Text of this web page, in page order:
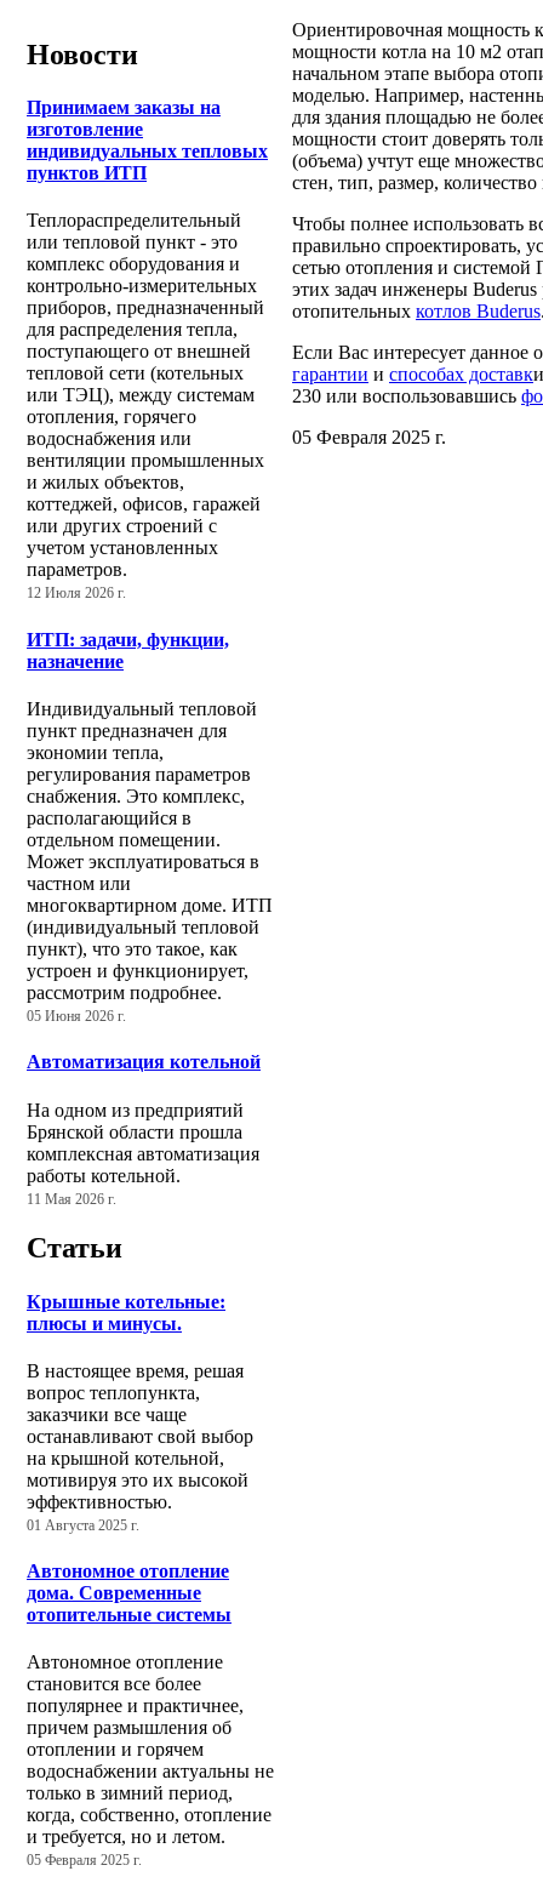
Новости
Принимаем заказы на
изготовление
индивидуальных тепловых
пунктов ИТП
Теплораспределительный
или тепловой пункт - это
комплекс оборудования и
контрольно-измерительных
приборов, предназначенный
для распределения тепла,
поступающего от внешней
тепловой сети (котельных
или ТЭЦ), между системам
отопления, горячего
водоснабжения или
вентиляции промышленных
и жилых объектов,
коттеджей, офисов, гаражей
или других строений с
учетом установленных
параметров.
12 Июля 2026 г.
ИТП: задачи, функции,
назначение
Индивидуальный тепловой
пункт предназначен для
экономии тепла,
регулирования параметров
снабжения. Это комплекс,
располагающийся в
отдельном помещении.
Может эксплуатироваться в
частном или
многоквартирном доме. ИТП
(индивидуальный тепловой
пункт), что это такое, как
устроен и функционирует,
рассмотрим подробнее.
05 Июня 2026 г.
Автоматизация котельной
На одном из предприятий
Брянской области прошла
комплексная автоматизация
работы котельной.
11 Мая 2026 г.
Статьи
Крышные котельные:
плюсы и минусы.
В настоящее время, решая
вопрос теплопункта,
заказчики все чаще
останавливают свой выбор
на крышной котельной,
мотивируя это их высокой
эффективностью.
01 Августа 2025 г.
Автономное отопление
дома. Современные
отопительные системы
Автономное отопление
становится все более
популярнее и практичнее,
причем размышления об
отоплении и горячем
водоснабжении актуальны не
только в зимний период,
когда, собственно, отопление
и требуется, но и летом.
05 Февраля 2025 г.
Ориентировочная мощность
мощности котла на 10 м2
начальном этапе выбора
моделью. Например,
для здания площадью не
мощности стоит доверять
(объема) учтут еще
стен, тип, размер,
Чтобы полнее использовать
правильно спроектировать,
сетью отопления и
этих задач инженеры
отопительных котлов Buderus
Если Вас интересует данное
гарантии и способах доставк
230 или воспользовавшись
05 Февраля 2025 г.